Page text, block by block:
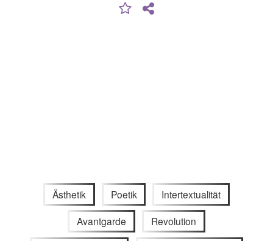
Ästhetik Poetik Intertextualität
Avantgarde Revolution